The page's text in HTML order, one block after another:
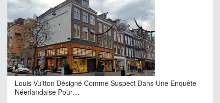
Louis Vuitton Désigné Comme Suspect Dans Une Enquête
Néerlandaise Pour…